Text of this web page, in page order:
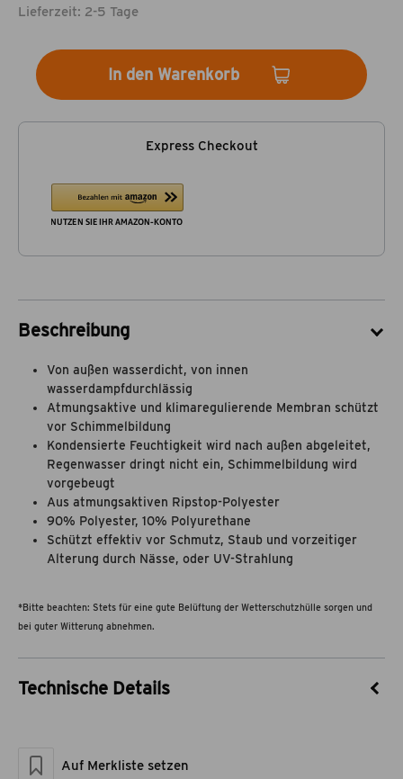
Lieferzeit: 2-5 Tage
In den Warenkorb
Express Checkout
Beschreibung
Von außen wasserdicht, von innen
wasserdampfdurchlässig
Atmungsaktive und klimaregulierende Membran schützt
vor Schimmelbildung
Kondensierte Feuchtigkeit wird nach außen abgeleitet,
Regenwasser dringt nicht ein, Schimmelbildung wird
vorgebeugt
Aus atmungsaktiven Ripstop-Polyester
90% Polyester, 10% Polyurethane
Schützt effektiv vor Schmutz, Staub und vorzeitiger
Alterung durch Nässe, oder UV-Strahlung
*Bitte beachten: Stets für eine gute Belüftung der Wetterschutzhülle sorgen und
bei guter Witterung abnehmen.
Technische Details
MaterialAuf Merkliste setzen